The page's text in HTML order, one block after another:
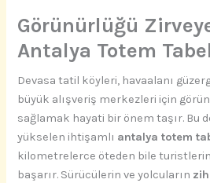
Görünürlüğü
Antalya Totem
Devasa tatil köyleri, havaalanı
büyük alışveriş merkezleri için
sağlamak hayati bir önem taşır. Bu
yükselen ihtişamlı antalya totem
kilometrelerce öteden bile
başarır. Sürücülerin ve yolcuların